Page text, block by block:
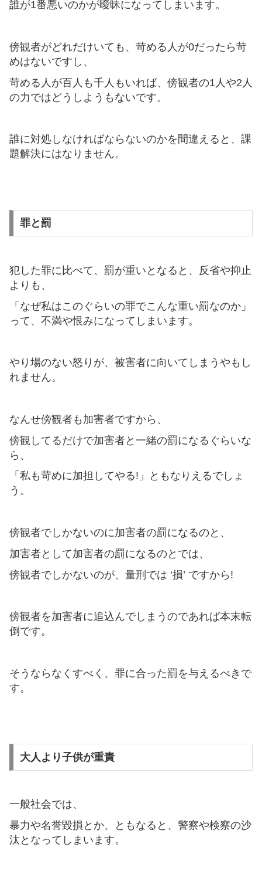
誰が1番悪いのかが曖昧になってしまいます。
傍観者がどれだけいても、苛める人が0だったら苛
めはないですし、
苛める人が百人も千人もいれば、傍観者の1人や2人
の力ではどうしようもないです。
誰に対処しなければならないのかを間違えると、課
題解決にはなりません。
罪と罰
犯した罪に比べて、罰が重いとなると、反省や抑止
よりも、
「なぜ私はこのぐらいの罪でこんな重い罰なのか」
って、不満や恨みになってしまいます。
やり場のない怒りが、被害者に向いてしまうやもし
れません。
なんせ傍観者も加害者ですから、
傍観してるだけで加害者と一緒の罰になるぐらいな
ら、
「私も苛めに加担してやる!」ともなりえるでしょ
う。
傍観者でしかないのに加害者の罰になるのと、
加害者として加害者の罰になるのとでは、
傍観者でしかないのが、量刑では ‘損’ ですから!
傍観者を加害者に追込んでしまうのであれば本末転
倒です。
そうならなくすべく、罪に合った罰を与えるべきで
す。
大人より子供が重責
一般社会では、
暴力や名誉毀損とか、ともなると、警察や検察の沙
汰となってしまいます。